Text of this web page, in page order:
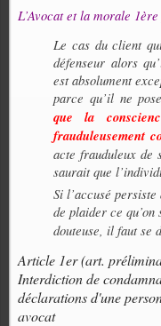
L’Avocat et la morale
Le cas du client
défenseur alors
est absolument
parce qu’il ne
que la
frauduleusement
acte frauduleux de
saurait que
Si l’accusé
de plaider ce qu’on
douteuse, il faut se
Article 1er (art.
Interdiction de
déclarations d'une
avocat